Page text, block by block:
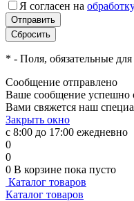
Я согласен на
* - Поля, обязательные
Сообщение отправлено
Ваше сообщение успешно
Вами свяжется наш
Закрыть окно
с 8:00 до 17:00 ежедневно
0
0
0 В корзине пока пусто
Каталог товаров
Каталог товаров